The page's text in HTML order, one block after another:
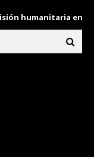
humanitaria enviada